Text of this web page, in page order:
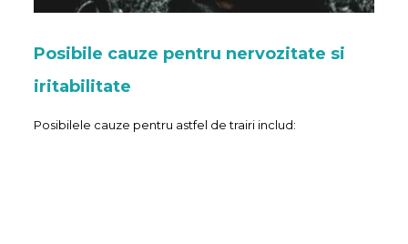
Posibile cauze pentru nervozitate si
iritabilitate
Posibilele cauze pentru astfel de trairi includ: